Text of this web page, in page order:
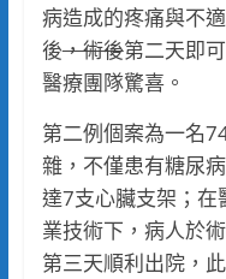
病造成的疼痛與不
後，術後第二天即
醫療團隊驚喜。
第二例個案為一名
雜，不僅患有糖尿
達7支心臟支架；在
業技術下，病人於
第三天順利出院，